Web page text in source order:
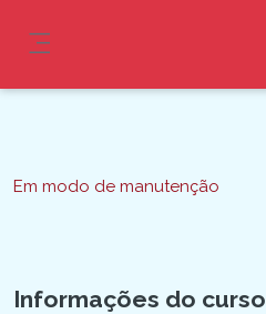
Em modo de manutenção
Informações do curso